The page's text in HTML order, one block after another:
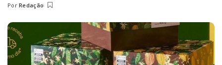
Posted
Por Redação